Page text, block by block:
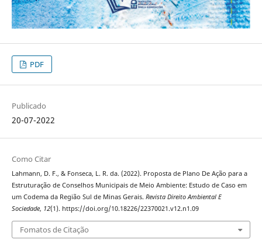
PDF
Publicado
20-07-2022
Como Citar
Lahmann, D. F., & Fonseca, L. R. da. (2022). Proposta de Plano De Ação para a
Estruturação de Conselhos Municipais de Meio Ambiente: Estudo de Caso em
um Codema da Região Sul de Minas Gerais. Revista Direito Ambiental E
Sociedade, 12(1). https://doi.org/10.18226/22370021.v12.n1.09
Fomatos de Citação